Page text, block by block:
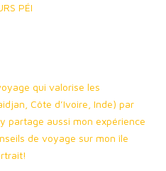
PÉI
qui valorise les
Côte d’Ivoire, Inde) par
partage aussi mon expérience
de voyage sur mon île